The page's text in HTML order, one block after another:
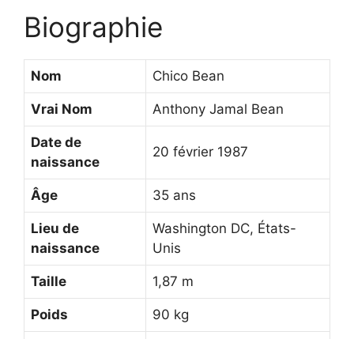
Biographie
Nom Chico Bean
Vrai Nom Anthony Jamal Bean
Date de
naissance
20 février 1987
Âge 35 ans
Lieu de
naissance
Washington DC, États-
Unis
Taille 1,87 m
Poids 90 kg